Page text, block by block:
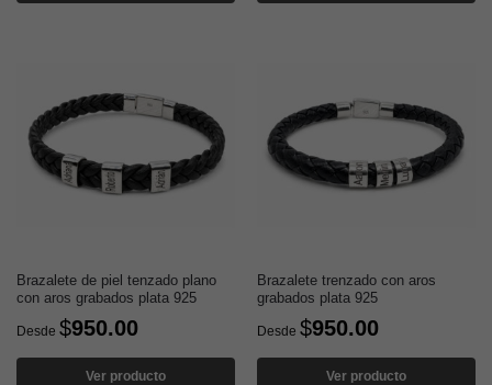
Brazalete de piel tenzado plano
con aros grabados plata 925
Desde $950.00
Ver producto
Brazalete trenzado con aros
grabados plata 925
Desde $950.00
Ver producto